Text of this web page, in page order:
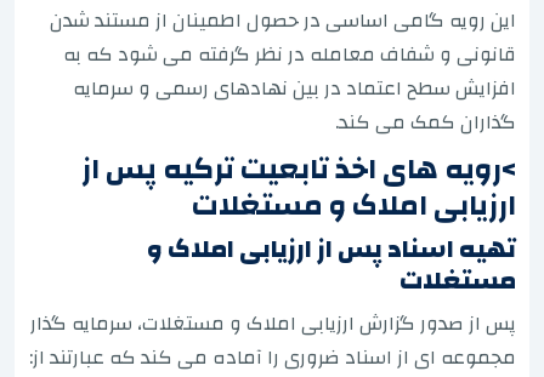
این رویه گامی اساسی در حصول اطمینان از مستند شدن
قانونی و شفاف معامله در نظر گرفته می شود که به
افزایش سطح اعتماد در بین نهادهای رسمی و سرمایه
گذاران کمک می کند.
>رویه های اخذ تابعیت ترکیه پس از
ارزیابی املاک و مستغلات
تهیه اسناد پس از ارزیابی املاک و
مستغلات
پس از صدور گزارش ارزیابی املاک و مستغلات، سرمایه گذار
مجموعه ای از اسناد ضروری را آماده می کند که عبارتند از: